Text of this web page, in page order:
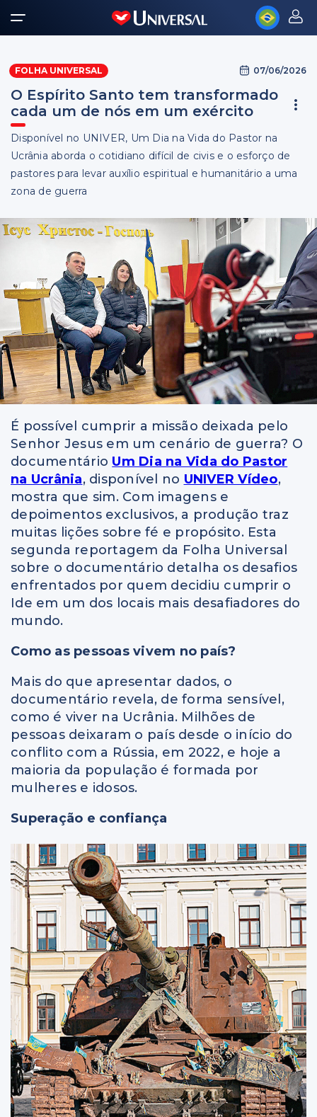
FOLHA UNIVERSAL 07/06/2026
O Espírito Santo tem transformado
cada um de nós em um exército
Disponível no UNIVER, Um Dia na Vida do Pastor na
Ucrânia aborda o cotidiano difícil de civis e o esforço de
pastores para levar auxílio espiritual e humanitário a uma
zona de guerra
É possível cumprir a missão deixada pelo
Senhor Jesus em um cenário de guerra? O
documentário Um Dia na Vida do Pastor
na Ucrânia, disponível no UNIVER Vídeo,
mostra que sim. Com imagens e
depoimentos exclusivos, a produção traz
muitas lições sobre fé e propósito. Esta
segunda reportagem da Folha Universal
sobre o documentário detalha os desafios
enfrentados por quem decidiu cumprir o
Ide em um dos locais mais desafiadores do
mundo.
Como as pessoas vivem no país?
Mais do que apresentar dados, o
documentário revela, de forma sensível,
como é viver na Ucrânia. Milhões de
pessoas deixaram o país desde o início do
conflito com a Rússia, em 2022, e hoje a
maioria da população é formada por
mulheres e idosos.
Superação e confiança